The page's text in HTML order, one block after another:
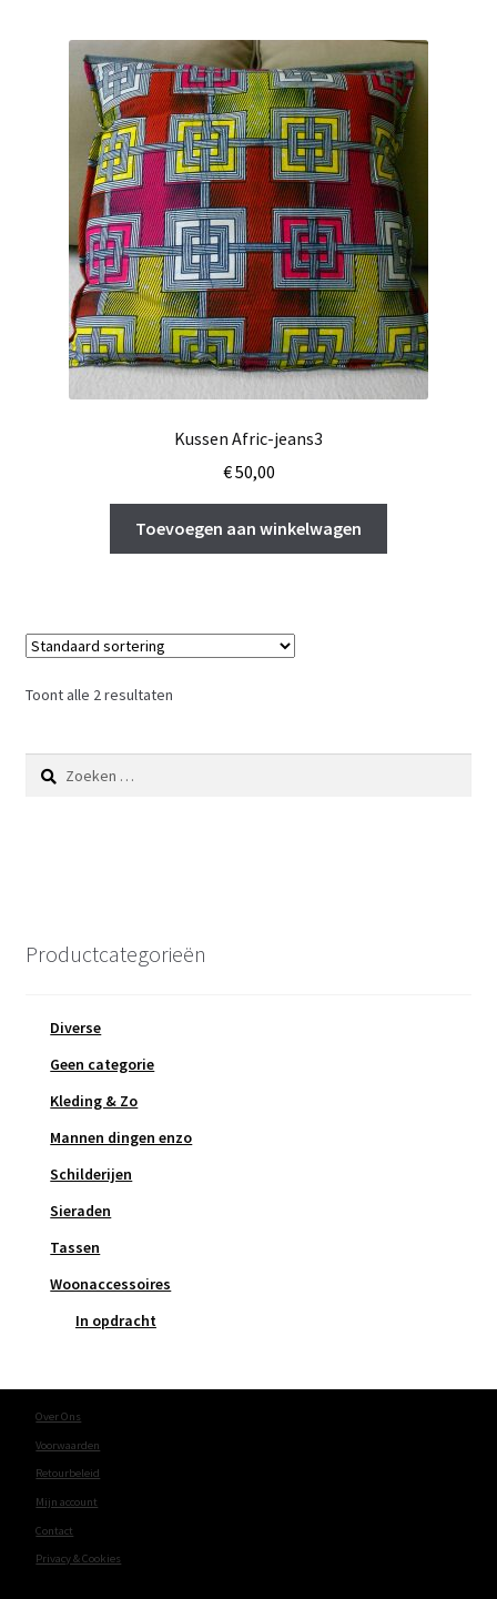
Kussen Afric-jeans3
€50,00
Toevoegen aan winkelwagen
Toont alle 2 resultaten
Zoeken
naar:
Productcategorieën
Diverse
Geen categorie
Kleding & Zo
Mannen dingen enzo
Schilderijen
Sieraden
Tassen
Woonaccessoires
In opdracht
Over Ons
Voorwaarden
Retourbeleid
Mijn account
Contact
Privacy & Cookies